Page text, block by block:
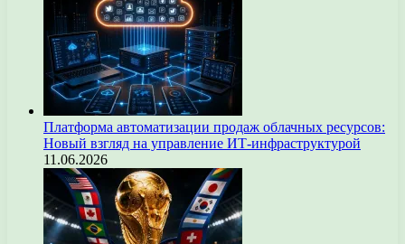
Платформа автоматизации продаж облачных ресурсов:
Новый взгляд на управление ИТ-инфраструктурой
11.06.2026